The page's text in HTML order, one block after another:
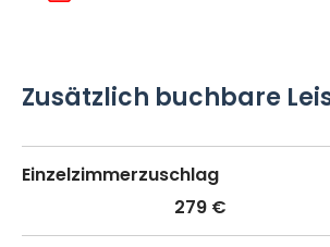
Zusätzlich buchbare
Einzelzimmerzuschlag
279 €